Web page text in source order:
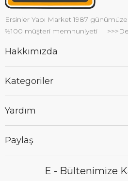
Ersinler Yapı Market 1987
%100 müşteri memnuniyeti
Hakkımızda
Kategoriler
Yardım
Paylaş
E - Bültenimize